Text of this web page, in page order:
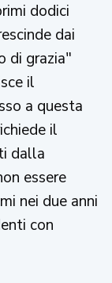
dodici
dai
di grazia"
il
a questa
il
dalla
essere
nei due anni
con